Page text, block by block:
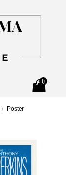
0
Poster